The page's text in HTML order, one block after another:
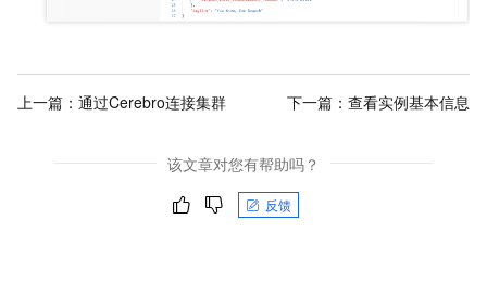
上一篇： 通过Cerebro连接集群 下一篇： 查看实例基本信息
该文章对您有帮助吗？
反馈